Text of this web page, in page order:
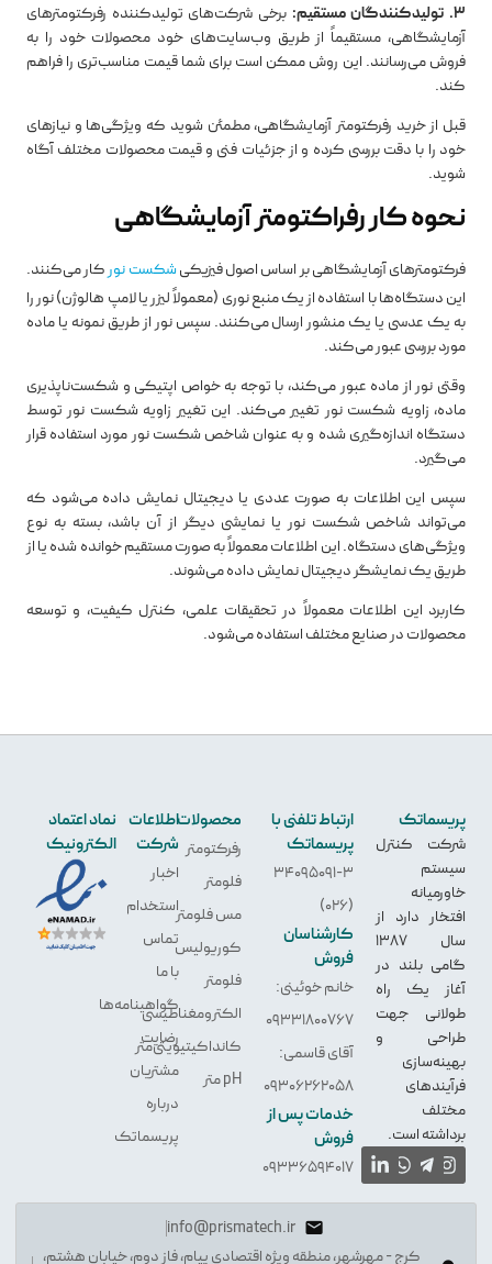
3. تولیدکنندگان مستقیم:
برخی شرکت‌های تولیدکننده رفرکتومترهای
آزمایشگاهی، مستقیماً از طریق وب‌سایت‌های خود محصولات خود را به
فروش می‌رسانند. این روش ممکن است برای شما قیمت مناسب‌تری را فراهم
کند.
قبل از خرید رفرکتومتر آزمایشگاهی، مطمئن شوید که ویژگی‌ها و نیازهای
خود را با دقت بررسی کرده و از جزئیات فنی و قیمت محصولات مختلف آگاه
شوید.
نحوه کار رفراکتومتر آزمایشگاهی
فرکتومترهای آزمایشگاهی بر اساس اصول فیزیکیشکست نورکار می‌کنند.
این دستگاه‌ها با استفاده از یک منبع نوری (معمولاً لیزر یا لامپ هالوژن) نور را
به یک عدسی یا یک منشور ارسال می‌کنند. سپس نور از طریق نمونه یا ماده
مورد بررسی عبور می‌کند.
وقتی نور از ماده عبور می‌کند، با توجه به خواص اپتیکی و شکست‌ناپذیری
ماده، زاویه شکست نور تغییر می‌کند. این تغییر زاویه شکست نور توسط
دستگاه اندازه‌گیری شده و به عنوان شاخص شکست نور مورد استفاده قرار
می‌گیرد.
سپس این اطلاعات به صورت عددی یا دیجیتال نمایش داده می‌شود که
می‌تواند شاخص شکست نور یا نمایشی دیگر از آن باشد، بسته به نوع
ویژگی‌های دستگاه. این اطلاعات معمولاً به صورت مستقیم خوانده شده یا از
طریق یک نمایشگر دیجیتال نمایش داده می‌شوند.
کاربرد این اطلاعات معمولاً در تحقیقات علمی، کنترل کیفیت، و توسعه
محصولات در صنایع مختلف استفاده می‌شود.
پریسماتک
شرکت کنترل
سیستم
خاورمیانه
افتخار دارد از
سال 1387
گامی بلند در
آغاز یک راه
طولانی جهت
طراحی و
بهینه‌سازی
فرآیندهای
مختلف
برداشته است.
ارتباط تلفنی با
پریسماتک
34095091-3
(026)
کارشناسان
فروش
خانم خوئینی:
09331800767
آقای قاسمی:
09306262058
خدمات پس از
فروش
09336594017
محصولات
رفرکتومتر
فلومتر
مس فلومتر
کوریولیس
فلومتر
الکترو‌مغناطیسی
کانداکیتیویتی‌متر
pH متر
اطلاعات
شرکت
اخبار
استخدام
تماس
با ما
گواهینامه‌ها
رضایت
مشتریان
درباره
پریسماتک
نماد اعتماد
الکترونیک
info@prismatech.ir
کرج - مهرشهر، منطقه ویژه اقتصادی پیام، فاز دوم، خیابان هشتم،